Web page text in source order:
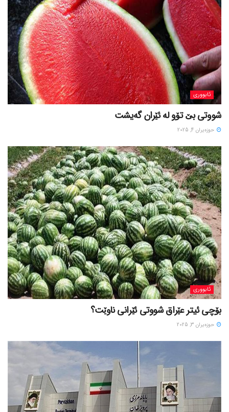
ئابووری
شووتی بێ تۆو لە ئێران گەیشت
حوزه‌یران 4, 2025
ئابووری
بۆچی ئیتر عێراق شووتی ئێرانی ناوێت؟
حوزه‌یران 3, 2025